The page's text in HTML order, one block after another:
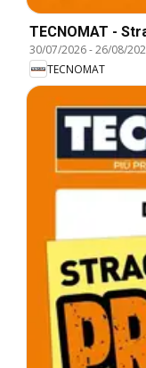
TECNOMAT -
30/07/2026-26/08/
TECNOMAT